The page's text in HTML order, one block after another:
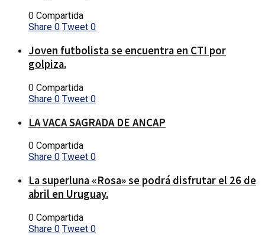
0 Compartida
Share 0 Tweet 0
Joven futbolista se encuentra en CTI por
golpiza.
0 Compartida
Share 0 Tweet 0
LA VACA SAGRADA DE ANCAP
0 Compartida
Share 0 Tweet 0
La superluna «Rosa» se podrá disfrutar el 26 de
abril en Uruguay.
0 Compartida
Share 0 Tweet 0